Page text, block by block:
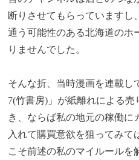
断りさせてもらっていますし
通う可能性のある北海道のホ
りませんでした。
そんな折、当時漫画を連載し
7(竹書房)」が紙離れによる
き、ならば私の地元の稼働に
入れて購買意欲を狙ってみて
こそ前述の私のマイルールを